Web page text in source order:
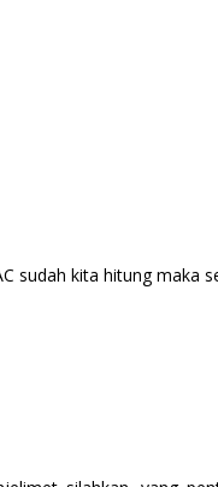
sudah kita hitung maka